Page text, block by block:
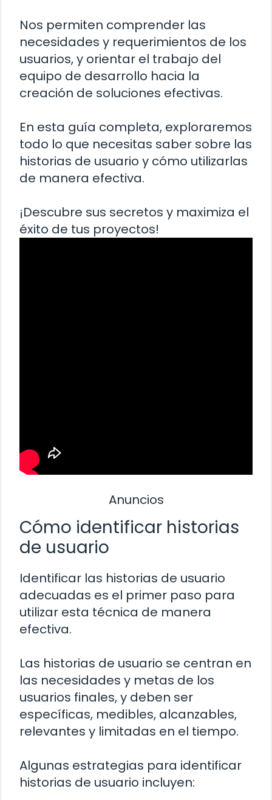
Nos permiten comprender las
necesidades y requerimientos de los
usuarios, y orientar el trabajo del
equipo de desarrollo hacia la
creación de soluciones efectivas.
En esta guía completa, exploraremos
todo lo que necesitas saber sobre las
historias de usuario y cómo utilizarlas
de manera efectiva.
¡Descubre sus secretos y maximiza el
éxito de tus proyectos!
Anuncios
Cómo identificar historias
de usuario
Identificar las historias de usuario
adecuadas es el primer paso para
utilizar esta técnica de manera
efectiva.
Las historias de usuario se centran en
las necesidades y metas de los
usuarios finales, y deben ser
específicas, medibles, alcanzables,
relevantes y limitadas en el tiempo.
Algunas estrategias para identificar
historias de usuario incluyen: